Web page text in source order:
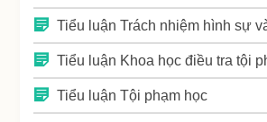
Tiểu luận Trách nhiệm hình sự
Tiểu luận Khoa học điều tra tội
Tiểu luận Tội phạm học